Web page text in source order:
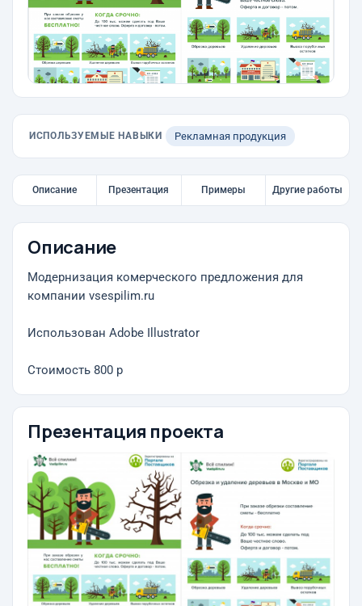
ИСПОЛЬЗУЕМЫЕ НАВЫКИ Рекламная продукция
Описание Презентация Примеры Другие работы
Описание
Модернизация комерческого предложения для
компании vsespilim.ru
Использован Adobe Illustrator
Стоимость 800 р
Презентация проекта